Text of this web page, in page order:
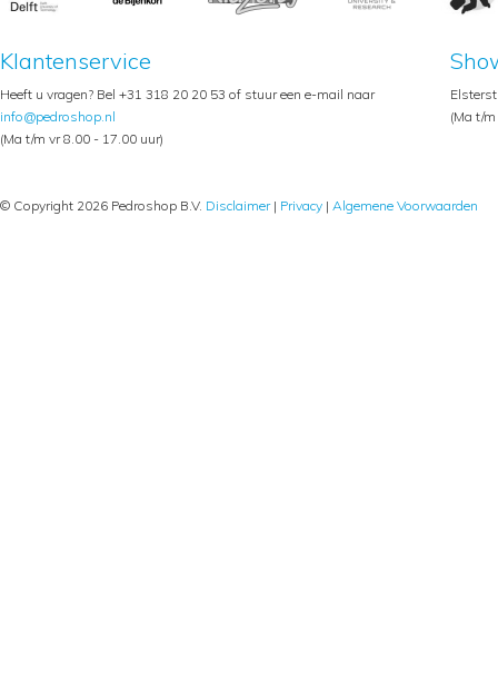
Klantenservice
Heeft u vragen? Bel +31 318 20 20 53 of stuur een e-mail naar
info@pedroshop.nl
(Ma t/m vr 8.00 - 17.00 uur)
(Ma t/
© Copyright 2026 Pedroshop B.V. Disclaimer| Privacy | Algemene Voorwaarden